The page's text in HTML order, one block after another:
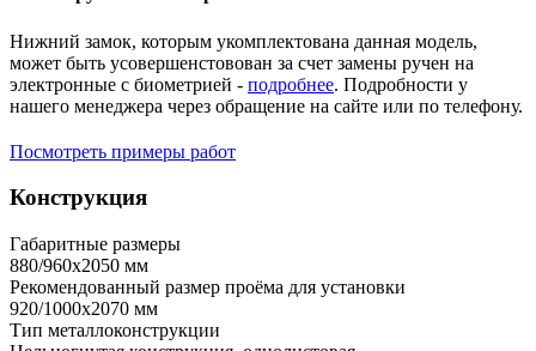
Нижний замок, которым укомплектована данная модель,
может быть усовершенстовован за счет замены ручен на
электронные с биометрией - подробнее. Подробности у
нашего менеджера через обращение на сайте или по телефону.
Посмотреть примеры работ
Конструкция
Габаритные размеры
880/960х2050 мм
Рекомендованный размер проёма для установки
920/1000х2070 мм
Тип металлоконструкции